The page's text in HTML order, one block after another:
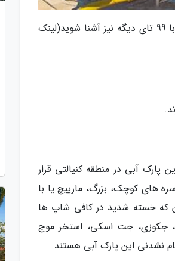
البته که پارک های آبی جزو 100 کاری است که باید در آنتالیا انجام بدین؛ ولی بهتر است با 99 تای دیگه نیز آشنا شوید(لینک
پارک آبی در منطقه کنیالتی قرار
های کوچک، بزرگ، مارپیچ یا با
که خسته شدید در کافی شاپ ها
جکوزی، جت اسکی، استخر موج
نشدنی این پارک آبی هستند.